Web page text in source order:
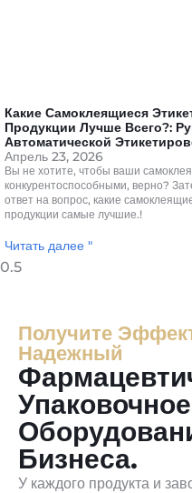
Какие Самоклеящиеся
Продукции Лучше Всего?:
Автоматической
Апрель 23, 2026
Вы не хотите, чтобы ваши
конкурентоспособными, верно?
ответ на вопрос, какие
продукции самые лучшие.!
Читать далее "
Получите
Надежный
Упаковочное
Бизнеса.
У каждого продукта и